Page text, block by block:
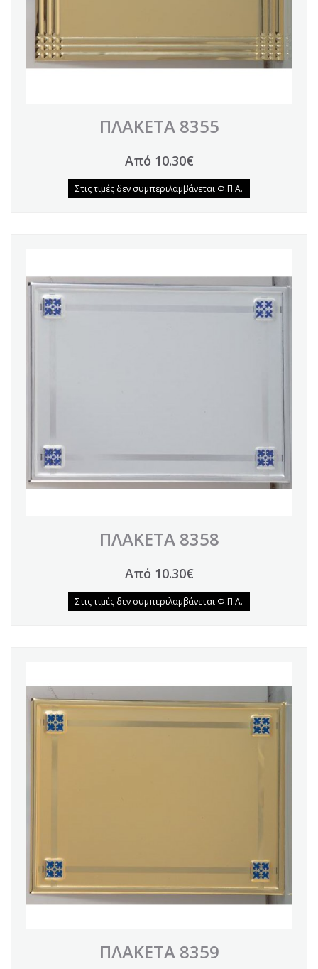
ΠΛΑΚΕΤΑ 8355
Από 10.30€
Στις τιμές δεν συμπεριλαμβάνεται Φ.Π.Α.
ΠΛΑΚΕΤΑ 8358
Από 10.30€
Στις τιμές δεν συμπεριλαμβάνεται Φ.Π.Α.
ΠΛΑΚΕΤΑ 8359